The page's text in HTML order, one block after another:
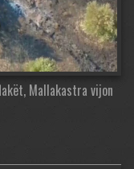
Mallakastra vijon